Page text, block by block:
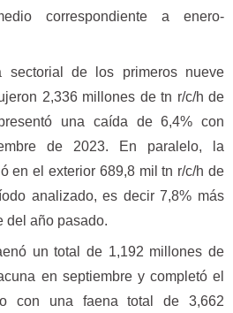
correspondiente a enero-
sectorial de los primeros nueve
2,336 millones de tn r/c/h de
una caída de 6,4% con
de 2023. En paralelo, la
en el exterior 689,8 mil tn r/c/h de
analizado, es decir 7,8% más
del año pasado.
un total de 1,192 millones de
en septiembre y completó el
con una faena total de 3,662